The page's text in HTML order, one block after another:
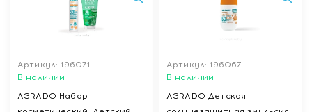
Артикул: 196071
В наличии
AGRADO Набор
Артикул: 196067
В наличии
AGRADO Детская